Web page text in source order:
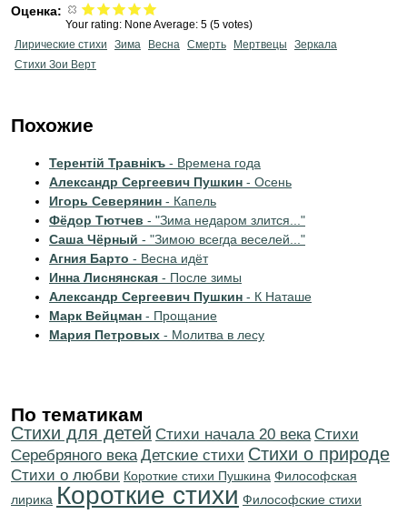
Оценка:
Your rating: None Average: 5 (5 votes)
Лирические стихи
Зима Весна Смерть Мертвецы
Зеркала
Стихи Зои Верт
Похожие
Терентiй Травнiкъ - Времена года
Александр Сергеевич Пушкин - Осень
Игорь Северянин - Капель
Фёдор Тютчев - "Зима недаром злится..."
Саша Чёрный - "Зимою всегда веселей..."
Агния Барто - Весна идёт
Инна Лиснянская - После зимы
Александр Сергеевич Пушкин - К Наташе
Марк Вейцман - Прощание
Мария Петровых - Молитва в лесу
По тематикам
Стихи для детей Cтихи начала 20 века Cтихи
Серебряного века Детские стихи Стихи о природе
Стихи о любви Короткие стихи Пушкина Философская
лирика Короткие стихи Философские стихи